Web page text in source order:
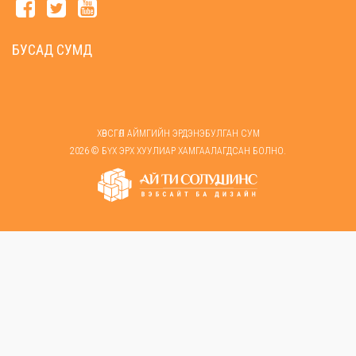
БУСАД СУМД
ХӨВСГӨЛ АЙМГИЙН ЭРДЭНЭБУЛГАН СУМ
2026 © БҮХ ЭРХ ХУУЛИАР ХАМГААЛАГДСАН БОЛНО.